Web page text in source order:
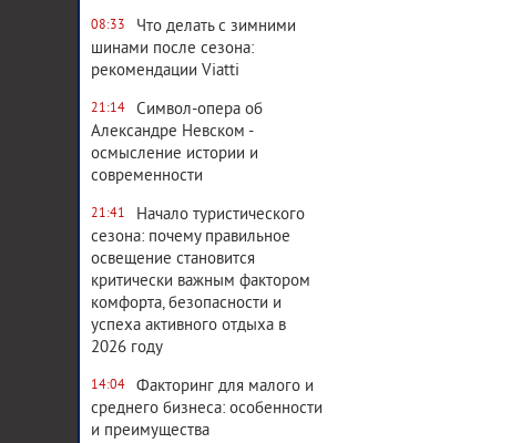
08:33
Что делать с зимними
шинами после сезона:
рекомендации Viatti
21:14
Символ-опера об
Александре Невском -
осмысление истории и
современности
21:41
Начало туристического
сезона: почему правильное
освещение становится
критически важным фактором
комфорта, безопасности и
успеха активного отдыха в
2026 году
14:04
Факторинг для малого и
среднего бизнеса: особенности
и преимущества